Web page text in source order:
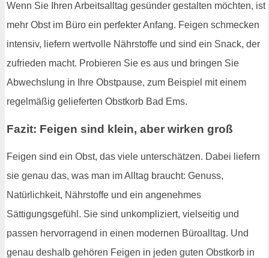
Wenn Sie Ihren Arbeitsalltag gesünder gestalten möchten, ist
mehr Obst im Büro ein perfekter Anfang. Feigen schmecken
intensiv, liefern wertvolle Nährstoffe und sind ein Snack, der
zufrieden macht. Probieren Sie es aus und bringen Sie
Abwechslung in Ihre Obstpause, zum Beispiel mit einem
regelmäßig gelieferten Obstkorb Bad Ems.
Fazit: Feigen sind klein, aber wirken groß
Feigen sind ein Obst, das viele unterschätzen. Dabei liefern
sie genau das, was man im Alltag braucht: Genuss,
Natürlichkeit, Nährstoffe und ein angenehmes
Sättigungsgefühl. Sie sind unkompliziert, vielseitig und
passen hervorragend in einen modernen Büroalltag. Und
genau deshalb gehören Feigen in jeden guten Obstkorb in